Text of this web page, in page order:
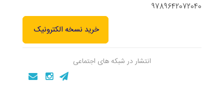
9789642072040
خرید نسخه الکترونیک
انتشار در شبکه های اجتماعی